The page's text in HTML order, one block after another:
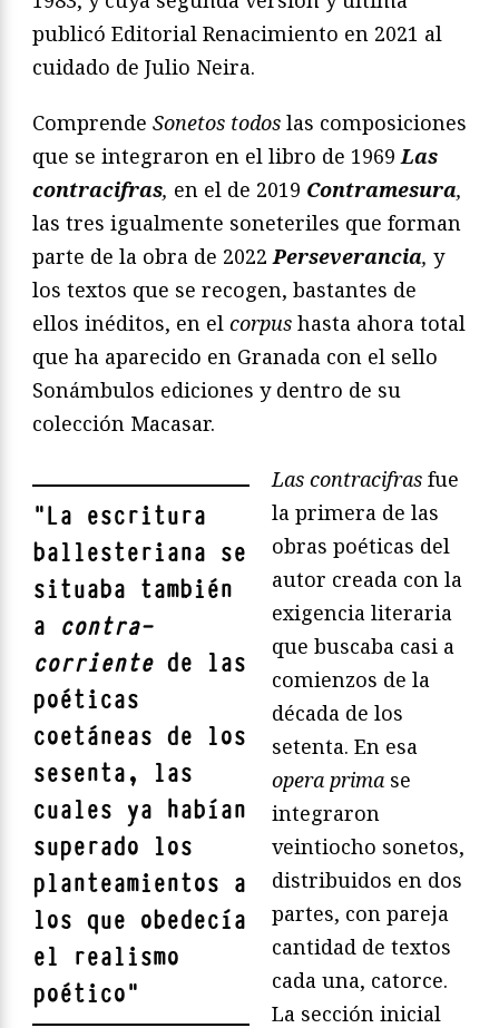
publicó Editorial Renacimiento en 2021 al
cuidado de Julio Neira.
Comprende Sonetos todos las composiciones
que se integraron en el libro de 1969Las
contracifras, en el de 2019 Contramesura,
las tres igualmente soneteriles que forman
parte de la obra de 2022Perseverancia, y
los textos que se recogen, bastantes de
ellos inéditos, en el corpus hasta ahora total
que ha aparecido en Granada con el sello
Sonámbulos ediciones y dentro de su
colección Macasar.
"La escritura
ballesteriana se
situaba también
a contra-
corrientede las
poéticas
coetáneas de los
sesenta, las
cuales ya habían
superado los
planteamientos a
los que obedecía
el realismo
poético"
Las contracifras fue
la primera de las
obras poéticas del
autor creada con la
exigencia literaria
que buscaba casi a
comienzos de la
década de los
setenta. En esa
opera prima se
integraron
veintiocho sonetos,
distribuidos en dos
partes, con pareja
cantidad de textos
cada una, catorce.
La sección inicial